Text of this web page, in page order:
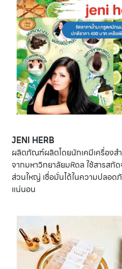
JENI HERB
ผลิตภัณฑ์ผลิตโดยนักเคมีเครื่องส
จากมหาวิทยาลัยมหิดล ใช้สารสกั
ส่วนใหญ่ เชื่อมั่นได้ในความปลอด
แน่นอน